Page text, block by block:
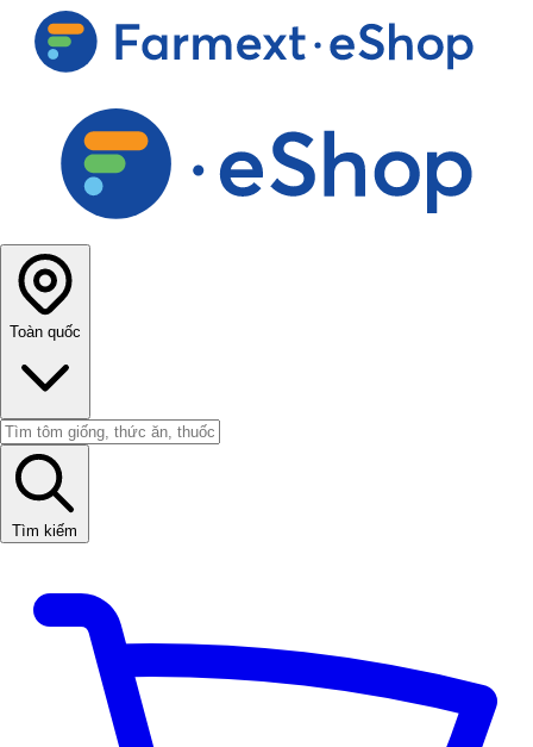
Toàn quốc
Tìm kiếm